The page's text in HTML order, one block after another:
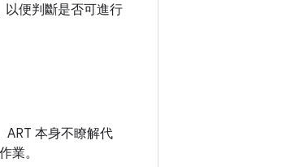
以便判斷是否可進行
ART 本身不瞭解代
業。